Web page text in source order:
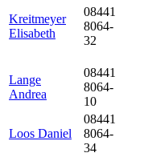
Kreitmeyer
Elisabeth
08441
8064-
32
Lange
Andrea
08441
8064-
10
Loos Daniel
08441
8064-
34